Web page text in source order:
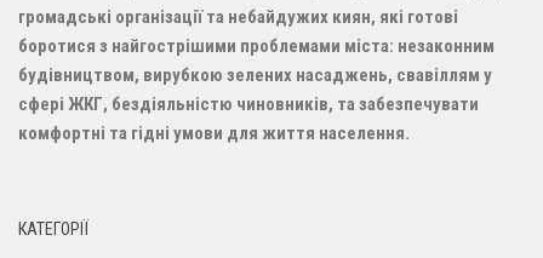
громадські організації та небайдужих киян, які готові
боротися з найгострішими проблемами міста: незаконним
будівництвом, вирубкою зелених насаджень, свавіллям у
сфері ЖКГ, бездіяльністю чиновників, та забезпечувати
комфортні та гідні умови для життя населення.
КАТЕГОРІЇ